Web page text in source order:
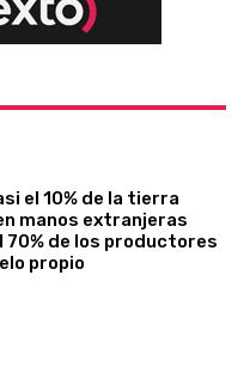
el 10% de la tierra
manos extranjeras
70% de los productores
propio